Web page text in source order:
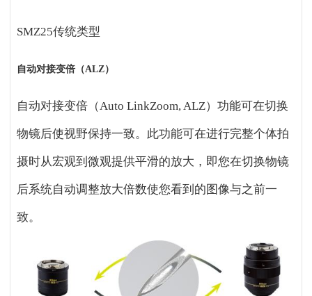
SMZ25传统类型
自动对接变倍（ALZ）
自动对接变倍（Auto LinkZoom, ALZ）功能可在切换
物镜后使视野保持一致。此功能可在进行完整个体拍
摄时从宏观到微观提供平滑的放大，即您在切换物镜
后系统自动调整放大倍数使您看到的图像与之前一
致。